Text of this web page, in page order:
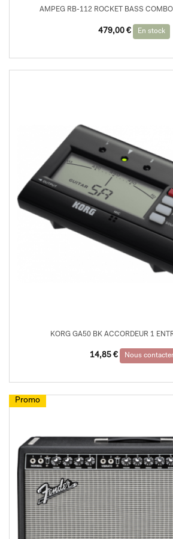
AMPEG RB-112 ROCKET BASS
479,00 € En stock
KORG GA50 BK ACCORDEUR 1
14,85 € Nous contacter
Promo